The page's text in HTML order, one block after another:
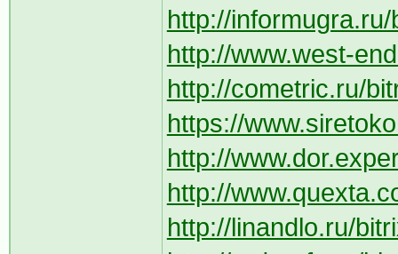
http://
http://www.west-
http://cometric.ru/
https://
http://
http://
http://linandlo.ru/